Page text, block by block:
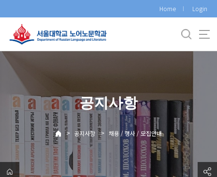
로
메
Home Login
공지사항
> 공지사항 > 채용 / 행사 / 모집안내